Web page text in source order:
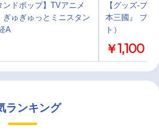
ンドポップ】TVアニメ
ぎゅぎゅっとミニスタン
A
【グッズ-ブ
本三國』 ブロ
ト）
￥1,100
ランキング